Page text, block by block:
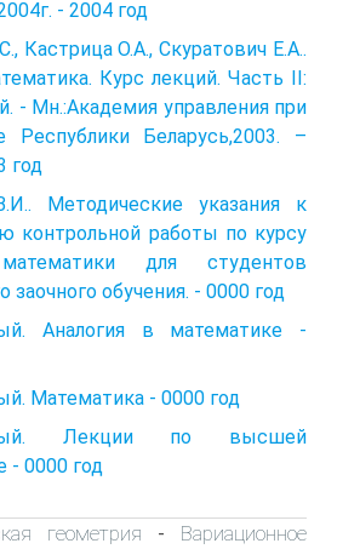
- 2004 год
Кастрица О.А., Скуратович Е.А..
Курс лекций. Часть II:
‑ Мн.:Академия управления при
Республики Беларусь,2003. –
год
Методические указания к
контрольной работы по курсу
для студентов
заочного обучения. - 0000 год
Аналогия в математике -
Математика - 0000 год
Лекции по высшей
- 0000 год
геометрия - Вариационное